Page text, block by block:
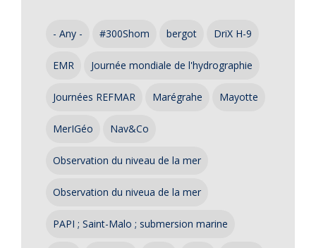
- Any - #300Shom bergot DriX H-9
EMR Journée mondiale de l'hydrographie
Journées REFMAR Marégrahe Mayotte
MerIGéo Nav&Co
Observation du niveau de la mer
Observation du niveua de la mer
PAPI ; Saint-Malo ; submersion marine